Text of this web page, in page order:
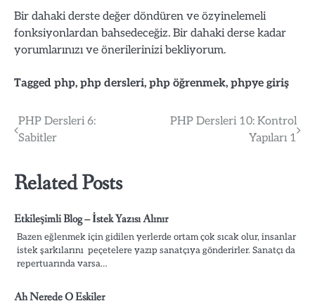
Bir dahaki derste değer döndüren ve özyinelemeli
fonksiyonlardan bahsedeceğiz. Bir dahaki derse kadar
yorumlarınızı ve önerilerinizi bekliyorum.
Tagged php, php dersleri, php öğrenmek, phpye giriş
Post
PHP Dersleri 6:
Sabitler
PHP Dersleri 10: Kontrol
Yapıları 1
Related Posts
Etkileşimli Blog – İstek Yazısı Alınır
Bazen eğlenmek için gidilen yerlerde ortam çok sıcak olur, insanlar
istek şarkılarını peçetelere yazıp sanatçıya gönderirler. Sanatçı da
repertuarında varsa…
Ah Nerede O Eskiler